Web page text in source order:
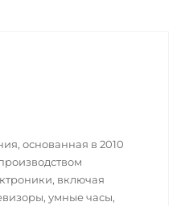
основанная в 2010
включая
умные часы,